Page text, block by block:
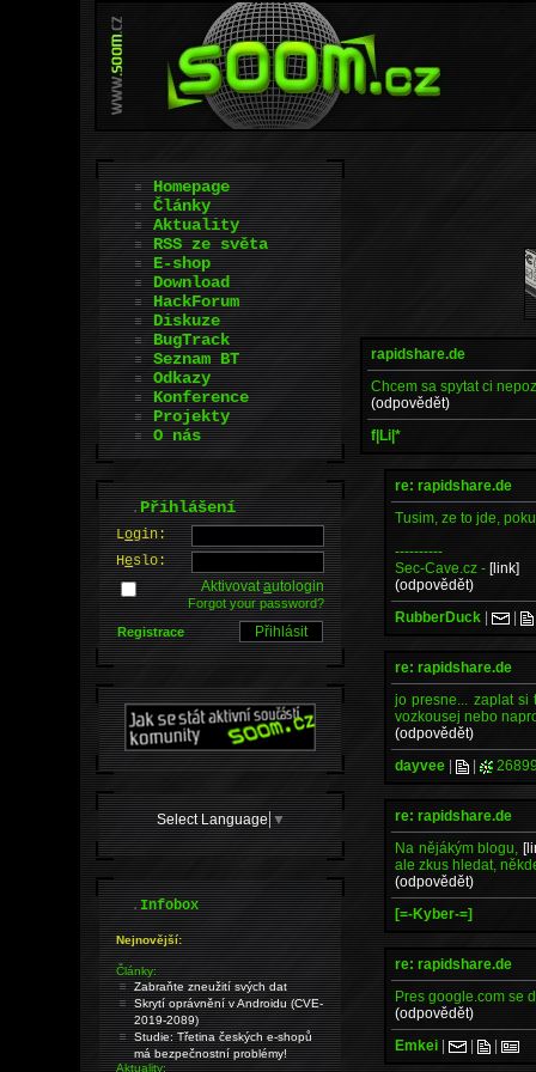
rapidshare.de
Chcem sa spytat ci
(odpovědět)
f|Li|*
re: rapidshare.de
Tusim, ze to jde,
----------
Sec-Cave.cz -[link]
(odpovědět)
RubberDuck | |
re: rapidshare.de
jo presne... zaplat si
vozkousej nebo
(odpovědět)
dayvee | |
re: rapidshare.de
Na nějákým blogu,
ale zkus hledat,
(odpovědět)
[=-Kyber-=]
re: rapidshare.de
Pres google.com se
(odpovědět)
Emkei | | |
Homepage
Články
Aktuality
RSS ze světa
E-shop
Download
HackForum
Diskuze
BugTrack
Seznam BT
Odkazy
Konference
Projekty
O nás
.Přihlášení
Login:
Heslo:
Aktivovatautologin
Forgot your password?
Registrace
Select Language ▼
.Infobox
Nejnovější:
Články:
Zabraňte zneužití svých dat
Skrytí oprávnění v Androidu (CVE-
2019-2089)
Studie: Třetina českých e-shopů
má bezpečnostní problémy!
Aktuality: